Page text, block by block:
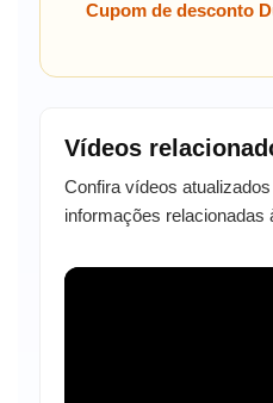
Cupom de desconto
Vídeos
Confira vídeos
informações relacionadas